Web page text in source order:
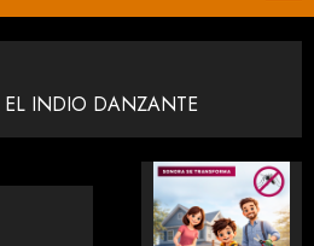
INDIO DANZANTE